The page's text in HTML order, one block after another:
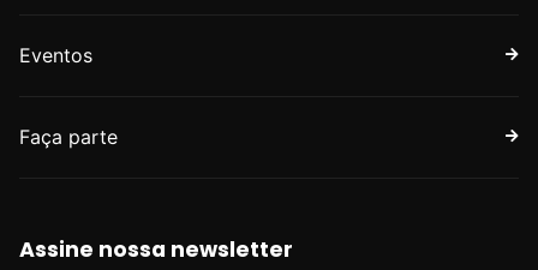
Eventos
Faça parte
Assine nossa newsletter